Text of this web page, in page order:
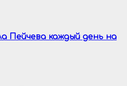
Пейчева каждый день на